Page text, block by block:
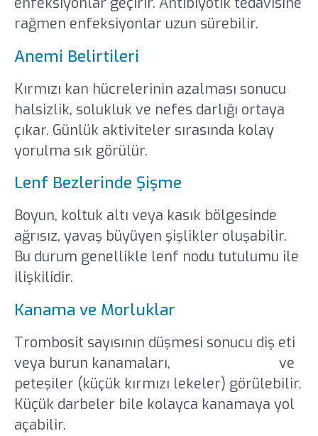
rağmen enfeksiyonlar uzun sürebilir.
Anemi Belirtileri
Kırmızı kan hücrelerinin azalması sonucu
halsizlik, solukluk ve nefes darlığı ortaya
çıkar. Günlük aktiviteler sırasında kolay
yorulma sık görülür.
Lenf Bezlerinde Şişme
Boyun, koltuk altı veya kasık bölgesinde
ağrısız, yavaş büyüyen şişlikler oluşabilir.
Bu durum genellikle lenf nodu tutulumu ile
ilişkilidir.
Kanama ve Morluklar
Trombosit sayısının düşmesi sonucu diş eti
veya burun kanamaları,
ve
peteşiler (küçük kırmızı lekeler) görülebilir.
Küçük darbeler bile kolayca kanamaya yol
açabilir.